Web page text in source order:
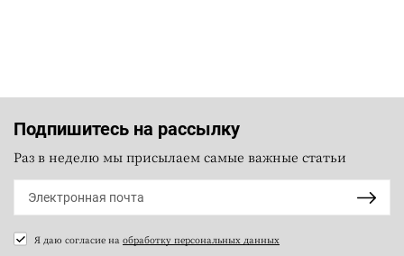
Подпишитесь на рассылку
Раз в неделю мы присылаем самые важные статьи
Я даю согласие на обработку персональных данных